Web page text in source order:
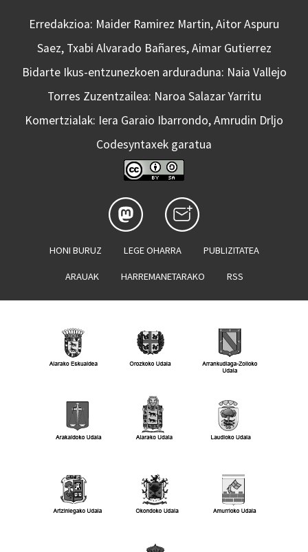
Erredakzioa: Maider Ramirez Martin, Aitor Aspuru
Saez, Txabi Alvarado Bañares, Aimar Gutierrez
Bidarte Ikus-entzunezkoen arduraduna: Naia Vallejo
Torres Zuzentzailea: Naroa Salazar Yarritu
Komertzialak: Iera Garaio Ibarrondo, Amrudin Drljo
Codesyntaxek garatua
HONI BURUZ LEGE OHARRA PUBLIZITATEA
ARAUAK HARREMANETARAKO RSS